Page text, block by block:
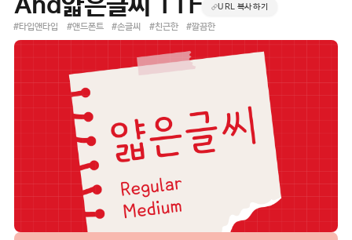
And얇은글씨 TTF URL 복사하기
#타입앤타입 #앤드폰트 #손글씨 #친근한 #깔끔한